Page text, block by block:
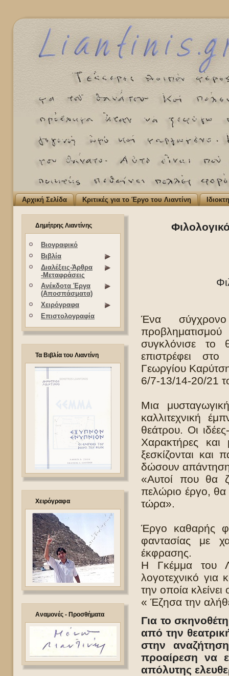
Αρχική Σελίδα Κριτικές για το Έργο του Λιαντίνη
Δημήτρης Λιαντίνης
Βιογραφικό
Βιβλία
Διαλέξεις-Άρθρα
-Μεταφράσεις
Ανέκδοτα Έργα
(Αποσπάσματα)
Χειρόγραφα
Επιστολογραφία
Τα Βιβλία του Λιαντίνη
Χειρόγραφα
Αναμονές - Προσθήματα
Ένα σύγχρονο
συγκλόνισε το
επιστρέφει
Γεωργίου
6/7-13/14-20/21
Μια
καλλιτεχνική
θεάτρου. Οι
Χαρακτήρες και
ξεσκίζονται
δώσουν
«Αυτοί που θα
πελώριο έργο, θα
τώρα».
Έργο καθαρής
φαντασίας με
έκφρασης.
Η Γκέμμα του
λογοτεχνικό για
την οποία
« Έζησα την
Για το
από την
στην
προαίρεση να
απόλυτης